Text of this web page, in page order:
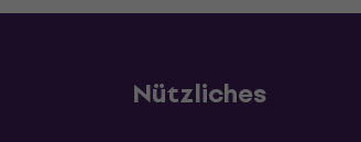
Nützliches